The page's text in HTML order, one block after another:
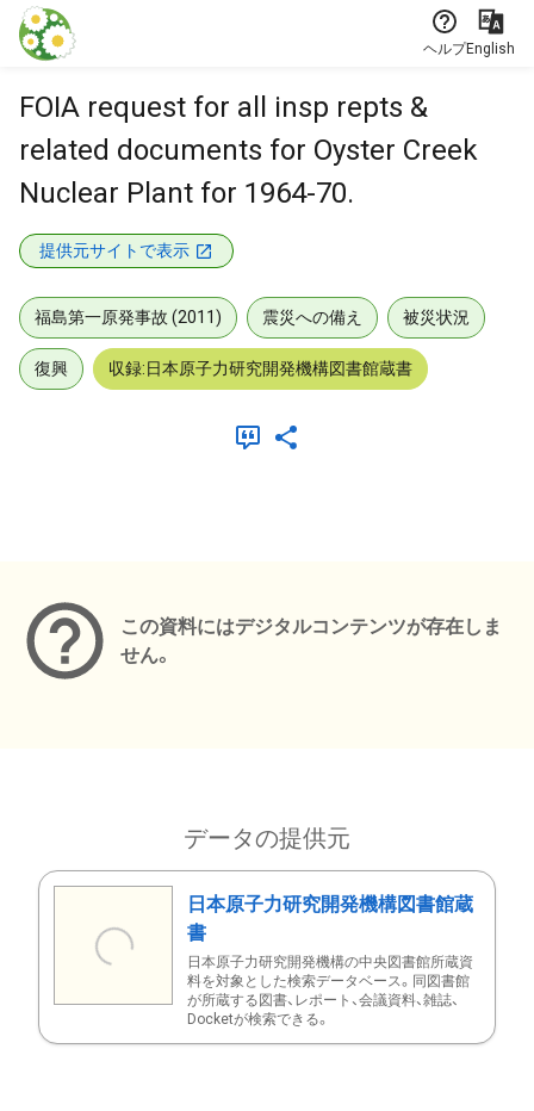
本文に飛ぶ
ヘルプEnglish
FOIA request for all insp repts &
related documents for Oyster Creek
Nuclear Plant for 1964-70.
提供元サイトで表示
福島第一原発事故 (2011) 震災への備え 被災状況
復興 収録:日本原子力研究開発機構図書館蔵書
この資料にはデジタルコンテンツが存在しま
せん。
データの提供元
日本原子力研究開発機構図書館蔵
書
日本原子力研究開発機構の中央図書館所蔵資
料を対象とした検索データベース。同図書館
が所蔵する図書、レポート、会議資料、雑誌、
Docketが検索できる。